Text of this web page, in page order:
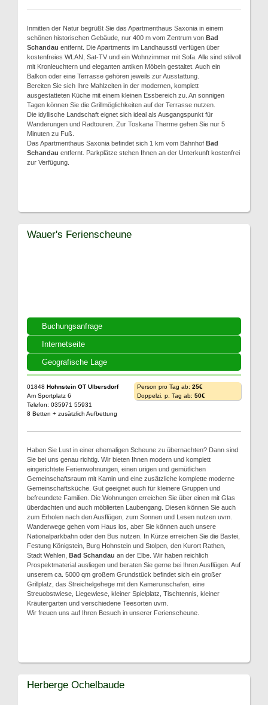
Inmitten der Natur begrüßt Sie das Apartmenthaus Saxonia in einem
schönen historischen Gebäude, nur 400 m vom Zentrum von Bad
Schandau entfernt. Die Apartments im Landhausstil verfügen über
kostenfreies WLAN, Sat-TV und ein Wohnzimmer mit Sofa. Alle sind stilvoll
mit Kronleuchtern und eleganten antiken Möbeln gestaltet. Auch ein
Balkon oder eine Terrasse gehören jeweils zur Ausstattung.
Bereiten Sie sich Ihre Mahlzeiten in der modernen, komplett
ausgestatteten Küche mit einem kleinen Essbereich zu. An sonnigen
Tagen können Sie die Grillmöglichkeiten auf der Terrasse nutzen.
Die idyllische Landschaft eignet sich ideal als Ausgangspunkt für
Wanderungen und Radtouren. Zur Toskana Therme gehen Sie nur 5
Minuten zu Fuß.
Das Apartmenthaus Saxonia befindet sich 1 km vom Bahnhof Bad
Schandau entfernt. Parkplätze stehen Ihnen an der Unterkunft kostenfrei
zur Verfügung.
Buchungsanfrage
Internetseite
Geografische Lage
Wauer's Ferienscheune
01848 Hohnstein OT Ulbersdorf
Am Sportplatz 6
Telefon: 035971 55931
8 Betten + zusätzlich Aufbettung
Person pro Tag ab: 25€
Doppelzi. p. Tag ab: 50€
Haben Sie Lust in einer ehemaligen Scheune zu übernachten? Dann sind
Sie bei uns genau richtig. Wir bieten Ihnen modern und komplett
eingerichtete Ferienwohnungen, einen urigen und gemütlichen
Gemeinschaftsraum mit Kamin und eine zusätzliche komplette moderne
Gemeinschaftsküche. Gut geeignet auch für kleinere Gruppen und
befreundete Familien. Die Wohnungen erreichen Sie über einen mit Glas
überdachten und auch möblierten Laubengang. Diesen können Sie auch
zum Erholen nach den Ausflügen, zum Sonnen und Lesen nutzen uvm.
Wanderwege gehen vom Haus los, aber Sie können auch unsere
Nationalparkbahn oder den Bus nutzen. In Kürze erreichen Sie die Bastei,
Festung Königstein, Burg Hohnstein und Stolpen, den Kurort Rathen,
Stadt Wehlen, Bad Schandau an der Elbe. Wir haben reichlich
Prospektmaterial ausliegen und beraten Sie gerne bei Ihren Ausflügen. Auf
unserem ca. 5000 qm großem Grundstück befindet sich ein großer
Grillplatz, das Streichelgehege mit den Kamerunschafen, eine
Streuobstwiese, Liegewiese, kleiner Spielplatz, Tischtennis, kleiner
Kräutergarten und verschiedene Teesorten uvm.
Wir freuen uns auf Ihren Besuch in unserer Ferienscheune.
Herberge Ochelbaude